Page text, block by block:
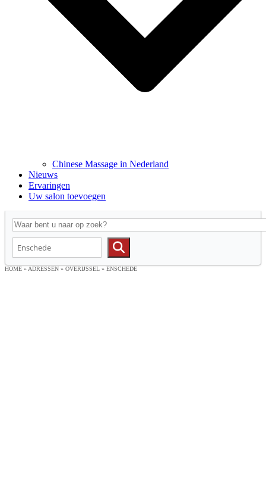
Chinese Massage in Nederland
Nieuws
Ervaringen
Uw salon toevoegen
HOME »ADRESSEN » OVERIJSSEL » ENSCHEDE